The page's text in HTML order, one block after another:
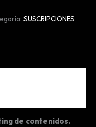
SUSCRIPCIONES
de contenidos.